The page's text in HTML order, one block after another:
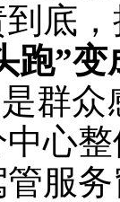
底
跑”变
群
心
服